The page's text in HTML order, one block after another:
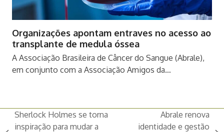
Organizações apontam entraves no acesso ao
transplante de medula óssea
A Associação Brasileira de Câncer do Sangue (Abrale),
em conjunto com a Associação Amigos da…
Sherlock Holmes se torna
inspiração para mudar a
Abrale renova
identidade e gestão